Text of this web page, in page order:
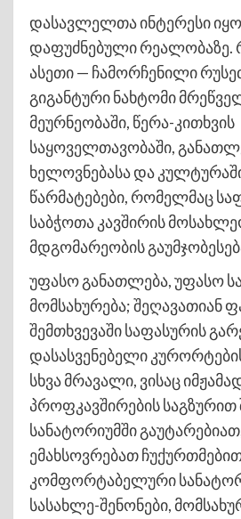
დასავლელთა ინტერესი
დაფუძნებული რეალობაზე.
ასეთი — ჩამორჩენილი
გიგანტური ნახტომი
მეურნეობაში, წერა-კითხვის
საყოველთავობაში,
ხელოვნებასა და
წარმატებები, რომელმაც
საბჭოთა კავშირის
მდგომარეობის
უფასო განათლება, უფასო
მომსახურება; შეღავათიან
შემთხვევაში საფასურის
დასასვენებელი
სხვა მრავალი, ვისაც
პროფკავშირების საგზურით
სანატორიუმში
ემახსოვრებათ
კომფორტაბელური
სასახლე-შენონები,